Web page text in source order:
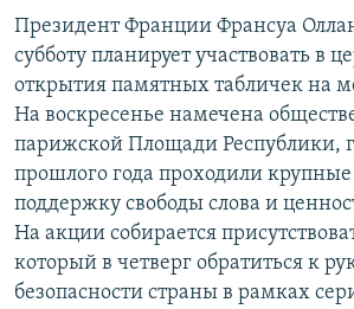
Президент Франции Франсуа
субботу планирует участвовать в
открытия памятных табличек на
На воскресенье намечена
парижской Площади Республики,
прошлого года проходили
поддержку свободы слова и
На акции собирается
который в четверг обратиться к
безопасности страны в рамках